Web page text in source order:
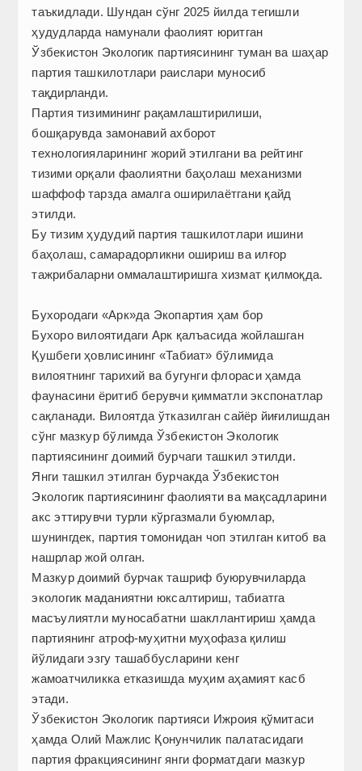
таъкидлади. Шундан сўнг 2025 йилда тегишли
ҳудудларда намунали фаолият юритган
Ўзбекистон Экологик партиясининг туман ва шаҳар
партия ташкилотлари раислари муносиб
тақдирланди.
Партия тизимининг рақамлаштирилиши,
бошқарувда замонавий ахборот
технологияларининг жорий этилгани ва рейтинг
тизими орқали фаолиятни баҳолаш механизми
шаффоф тарзда амалга оширилаётгани қайд
этилди.
Бу тизим ҳудудий партия ташкилотлари ишини
баҳолаш, самарадорликни ошириш ва илғор
тажрибаларни оммалаштиришга хизмат қилмоқда.
Бухородаги «Арк»да Экопартия ҳам бор
Бухоро вилоятидаги Арк қалъасида жойлашган
Қушбеги ҳовлисининг «Табиат» бўлимида
вилоятнинг тарихий ва бугунги флораси ҳамда
фаунасини ёритиб берувчи қимматли экспонатлар
сақланади. Вилоятда ўтказилган сайёр йиғилишдан
сўнг мазкур бўлимда Ўзбекистон Экологик
партиясининг доимий бурчаги ташкил этилди.
Янги ташкил этилган бурчакда Ўзбекистон
Экологик партиясининг фаолияти ва мақсадларини
акс эттирувчи турли кўргазмали буюмлар,
шунингдек, партия томонидан чоп этилган китоб ва
нашрлар жой олган.
Мазкур доимий бурчак ташриф буюрувчиларда
экологик маданиятни юксалтириш, табиатга
масъулиятли муносабатни шакллантириш ҳамда
партиянинг атроф-муҳитни муҳофаза қилиш
йўлидаги эзгу ташаббусларини кенг
жамоатчиликка етказишда муҳим аҳамият касб
этади.
Ўзбекистон Экологик партияси Ижроия қўмитаси
ҳамда Олий Мажлис Қонунчилик палатасидаги
партия фракциясининг янги форматдаги мазкур